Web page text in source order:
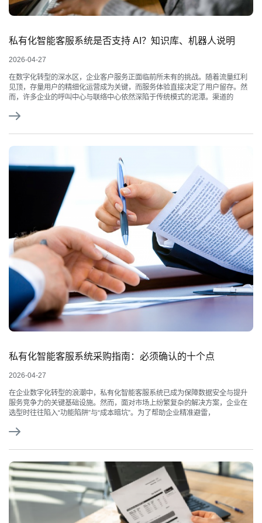
私有化智能客服系统是否支持 AI？知识库、机器人说明
2026-04-27
在数字化转型的深水区，企业客户服务正面临前所未有的挑战。随着流量红利
见顶，存量用户的精细化运营成为关键，而服务体验直接决定了用户留存。然
而，许多企业的呼叫中心与联络中心依然深陷于传统模式的泥潭。渠道的
私有化智能客服系统采购指南：必须确认的十个点
2026-04-27
在企业数字化转型的浪潮中，私有化智能客服系统已成为保障数据安全与提升
服务竞争力的关键基础设施。然而，面对市场上纷繁复杂的解决方案，企业在
选型时往往陷入“功能陷阱”与“成本暗坑”。为了帮助企业精准避雷，